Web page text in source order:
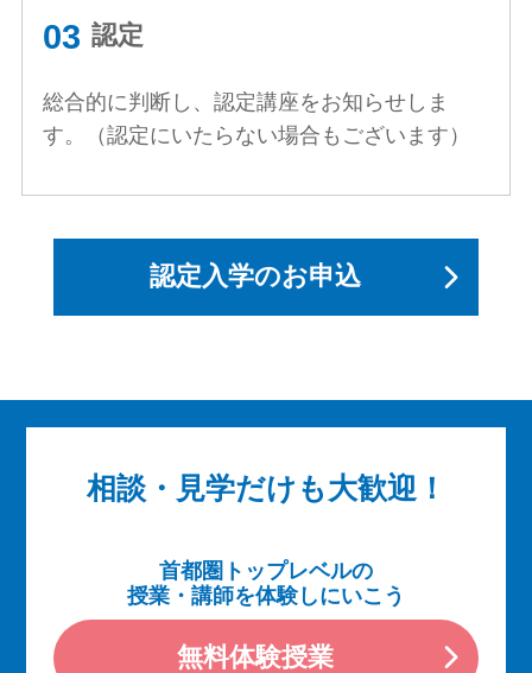
認定
総合的に判断し、認定講座をお知らせしま
す。（認定にいたらない場合もございます）
認定入学のお申込
相談・見学だけも大歓迎！
首都圏トップレベルの
授業・講師を体験しにいこう
無料体験授業